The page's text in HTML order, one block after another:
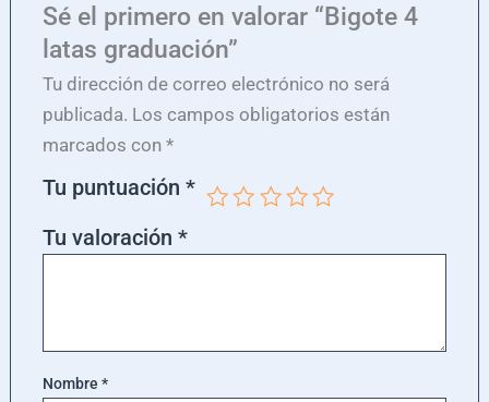
Sé el primero en valorar “Bigote 4
latas graduación”
Tu dirección de correo electrónico no será
publicada. Los campos obligatorios están
marcados con *
Tu puntuación *
Tu valoración *
Nombre *